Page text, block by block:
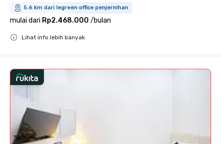
5.6 km dari legreen office penjernihan
mulai dari Rp2.468.000 /bulan
Lihat info lebih banyak